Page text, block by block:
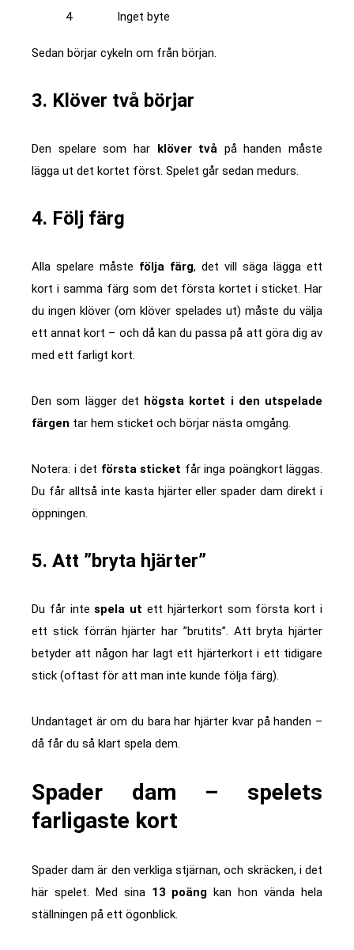
4
Inget byte
Sedan börjar cykeln om från början.
3. Klöver två börjar
Den spelare som har klöver två på handen måste
lägga ut det kortet först. Spelet går sedan medurs.
4. Följ färg
Alla spelare måste följa färg, det vill säga lägga ett
kort i samma färg som det första kortet i sticket. Har
du ingen klöver (om klöver spelades ut) måste du välja
ett annat kort – och då kan du passa på att göra dig av
med ett farligt kort.
Den som lägger det högsta kortet i den utspelade
färgen tar hem sticket och börjar nästa omgång.
Notera: i det första sticket får inga poängkort läggas.
Du får alltså inte kasta hjärter eller spader dam direkt i
öppningen.
5. Att ”bryta hjärter”
Du får intespela ut ett hjärterkort som första kort i
ett stick förrän hjärter har ”brutits”. Att bryta hjärter
betyder att någon har lagt ett hjärterkort i ett tidigare
stick (oftast för att man inte kunde följa färg).
Undantaget är om du bara har hjärter kvar på handen –
då får du så klart spela dem.
Spader dam – spelets
farligaste kort
Spader dam är den verkliga stjärnan, och skräcken, i det
här spelet. Med sina 13 poäng kan hon vända hela
ställningen på ett ögonblick.